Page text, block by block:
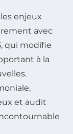
enjeux
avec
qui modifie
à la
et audit